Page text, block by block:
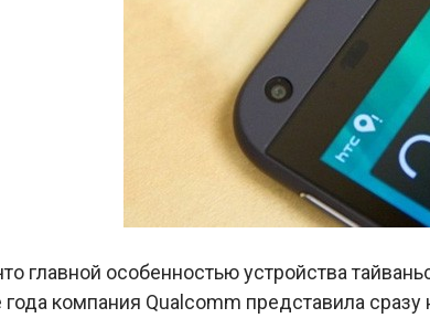
главной особенностью устройства
компания Qualcomm представила